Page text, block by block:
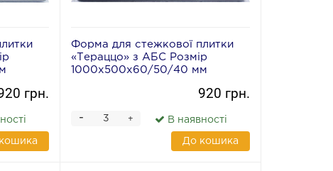
грн.
Форма для стежкової плитки
«Тераццо» з АБС Розмір
1000х500х60/50/40 мм
920 грн.
+
- В наявності
До кошика